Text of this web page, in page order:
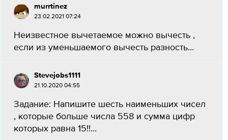
murrtinez
23.02.2021 07:24
Неизвестное вычетаемое можно вычесть ,
если из уменьшаемого вычесть разность...
Stevejobs1111
21.10.2020 04:55
Задание: Напишите шесть наименьших чисел
, которые больше числа 558 и сумма цифр
которых равна 15!!...